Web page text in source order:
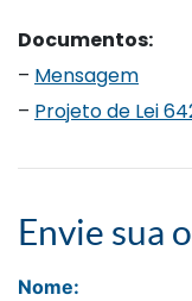
Documentos:
– Mensagem
– Projeto de Lei
Envie sua
Nome: